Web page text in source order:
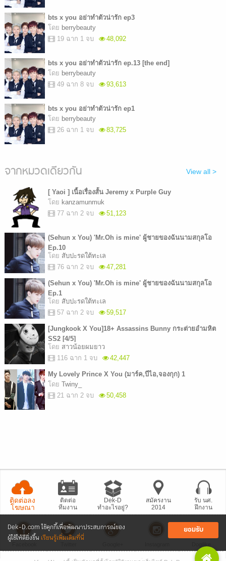
Dek-D.com ใช้คุกกี้เพื่อพัฒนาประสบการณ์ของ
ผู้ใช้ให้ดียิ่งขึ้น เรียนรู้เพิ่มเติมที่นี่
ยอมรับ
bts x you อย่าทำตัวน่ารัก ep3
โดย berrybeauty
19 ฉาก 1 จบ
48,092
bts x you อย่าทำตัวน่ารัก ep.13 [the end]
โดย berrybeauty
49 ฉาก 8 จบ
93,613
bts x you อย่าทำตัวน่ารัก ep1
โดย berrybeauty
26 ฉาก 1 จบ
83,725
จากหมวดเดียวกัน View all >
[ Yaoi ] เนื้อเรื่องสั้น Jeremy x Purple Guy
โดย kanzamunmuk
77 ฉาก 2 จบ
51,123
(Sehun x You) 'Mr.Oh is mine' ผู้ชายของฉันนามสกุลโอ
Ep.10
โดย สับปะรดใต้ทะเล
76 ฉาก 2 จบ
47,281
(Sehun x You) 'Mr.Oh is mine' ผู้ชายของฉันนามสกุลโอ
Ep.1
โดย สับปะรดใต้ทะเล
57 ฉาก 2 จบ
59,517
[Jungkook X You]18+ Assassins Bunny กระต่ายอำมหิต
SS2 [4/5]
โดย สาวน้อยผมยาว
116 ฉาก 1 จบ
42,447
My Lovely Prince X You (มาร์ค,บีไอ,จองกุก) 1
โดย Twiny_
21 ฉาก 2 จบ
50,458
ติดต่อลง
โฆษณา
ติดต่อ
ทีมงาน
Dek-D
ทำอะไรอยู่?
สมัครงาน
2014
รับ นศ.
ฝึกงาน